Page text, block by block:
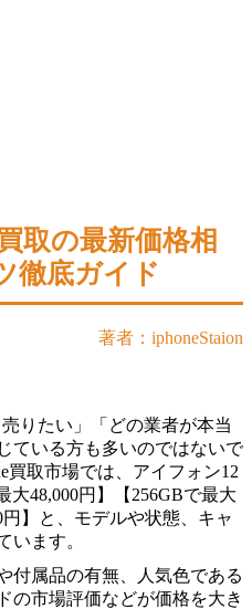
取の最新価格相
徹底ガイド
著者：iphoneStaion
売りたい」「どの業者が本当
ている方も多いのではないで
買取市場では、アイフォン12
大48,000円】【256GBで最大
円】と、モデルや状態、キャ
います。
付属品の有無、人気色である
の市場評価などが価格を大き